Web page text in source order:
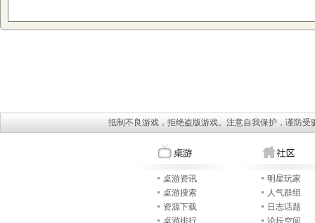
抵制不良游戏，拒绝盗版游戏。注意自我保护，谨防
桌游资讯
桌游搜索
资源下载
桌游排行
明星玩家
人气群组
日志话题
论坛空间